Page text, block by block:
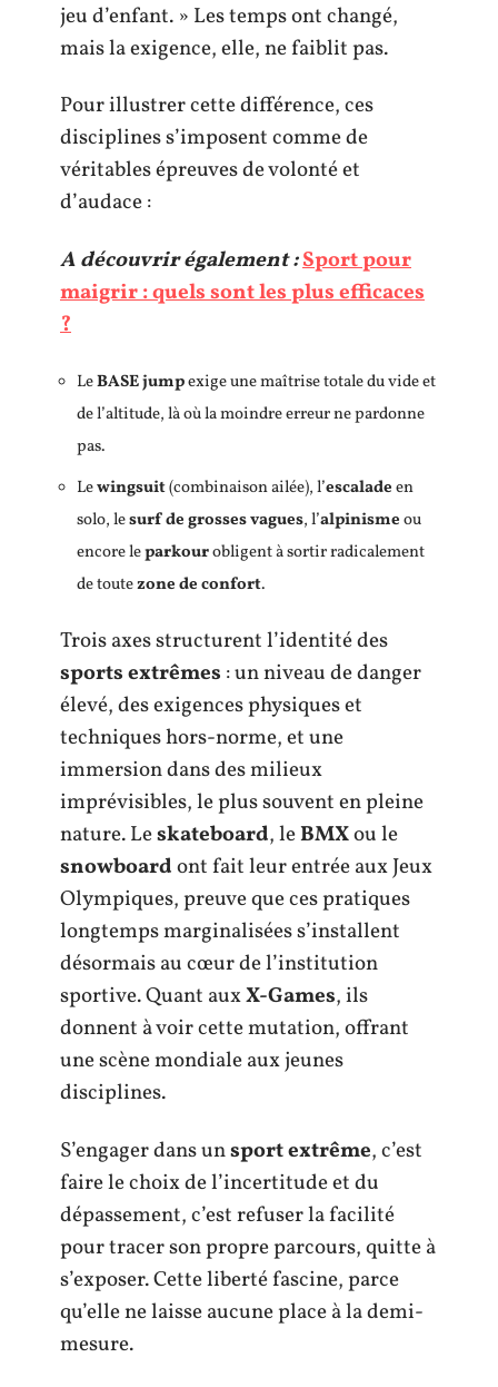
jeu d’enfant. » Les temps ont changé,
mais la exigence, elle, ne faiblit pas.
Pour illustrer cette différence, ces
disciplines s’imposent comme de
véritables épreuves de volonté et
d’audace :
A découvrir également :Sport pour
maigrir : quels sont les plus efficaces
?
LeBASE jumpexige une maîtrise totale du vide et
de l’altitude, là où la moindre erreur ne pardonne
pas.
Lewingsuit(combinaison ailée), l’escaladeen
solo, lesurf de grosses vagues, l’alpinismeou
encore leparkourobligent à sortir radicalement
de toutezone de confort.
Trois axes structurent l’identité des
sports extrêmes : un niveau de danger
élevé, des exigences physiques et
techniques hors-norme, et une
immersion dans des milieux
imprévisibles, le plus souvent en pleine
nature. Leskateboard, leBMXou le
snowboardont fait leur entrée aux Jeux
Olympiques, preuve que ces pratiques
longtemps marginalisées s’installent
désormais au cœur de l’institution
sportive. Quant auxX-Games, ils
donnent à voir cette mutation, offrant
une scène mondiale aux jeunes
disciplines.
S’engager dans unsport extrême, c’est
faire le choix de l’incertitude et du
dépassement, c’est refuser la facilité
pour tracer son propre parcours, quitte à
s’exposer. Cette liberté fascine, parce
qu’elle ne laisse aucune place à la demi-
mesure.